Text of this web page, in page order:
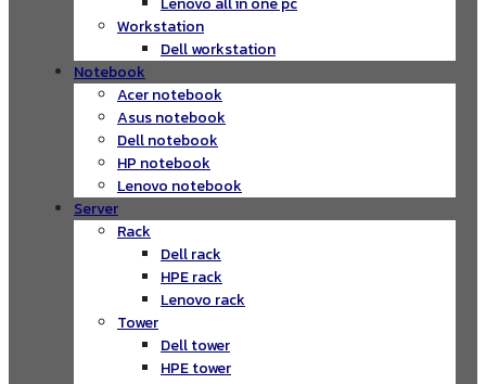
Workstation
Dell workstation
Notebook
Acer notebook
Asus notebook
Dell notebook
HP notebook
Lenovo notebook
Server
Rack
Dell rack
HPE rack
Lenovo rack
Tower
Dell tower
HPE tower